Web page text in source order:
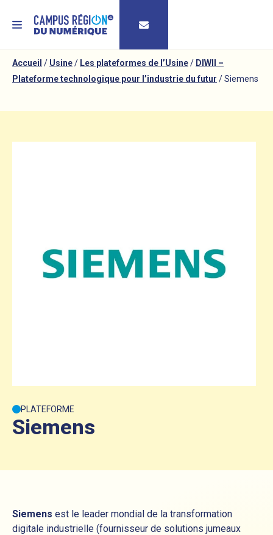
MENU
Accueil / Usine/ Les plateformes de l’Usine/ DIWII –
Plateforme technologique pour l’industrie du futur /Siemens
PLATEFORME
Siemens
Siemens est le leader mondial de la transformation
digitale industrielle (fournisseur de solutions jumeaux